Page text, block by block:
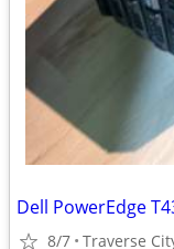
Dell PowerEdge
8/7 Traverse